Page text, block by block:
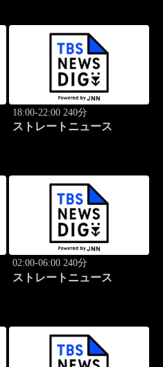
18:00-22:00 240分
ストレートニュース
02:00-06:00 240分
ストレートニュース